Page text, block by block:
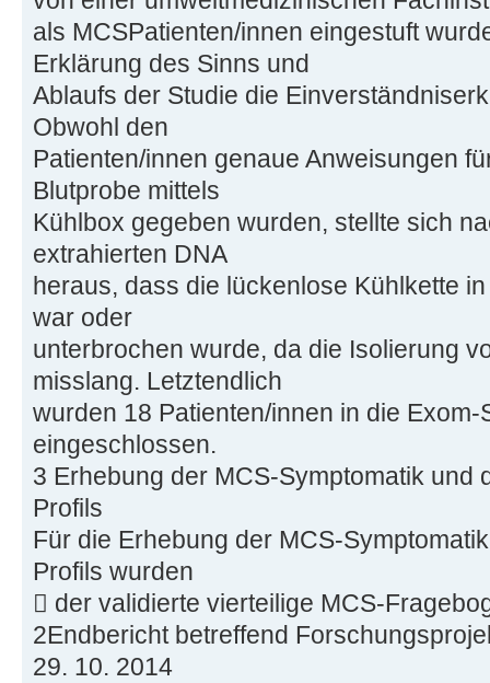
als MCSPatienten/innen eingestuft
Erklärung des Sinns und
Ablaufs der Studie die
Obwohl den
Patienten/innen genaue Anweisungen
Blutprobe mittels
Kühlbox gegeben wurden, stellte sich
extrahierten DNA
heraus, dass die lückenlose Kühlkette
war oder
unterbrochen wurde, da die Isolierung
misslang. Letztendlich
wurden 18 Patienten/innen in die
eingeschlossen.
3 Erhebung der MCS-Symptomatik und
Profils
Für die Erhebung der MCS-
Profils wurden
 der validierte vierteilige MCS-
2Endbericht betreffend
29. 10. 2014